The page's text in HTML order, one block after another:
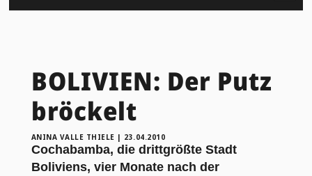
BOLIVIEN: Der Putz
bröckelt
ANINA VALLE THIELE | 23.04.2010
Cochabamba, die drittgrößte Stadt
Boliviens, vier Monate nach der